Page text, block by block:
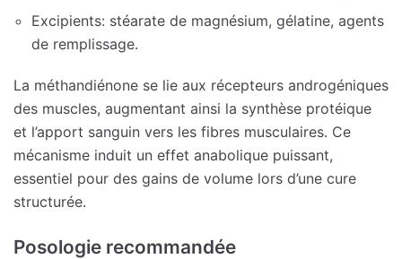
Excipients: stéarate de magnésium, gélatine, agents
de remplissage.
La méthandiénone se lie aux récepteurs androgéniques
des muscles, augmentant ainsi la synthèse protéique
et l’apport sanguin vers les fibres musculaires. Ce
mécanisme induit un effet anabolique puissant,
essentiel pour des gains de volume lors d’une cure
structurée.
Posologie recommandée